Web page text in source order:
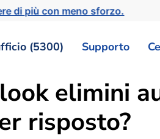
di più con meno sforzo.
(5300) Supporto
elimini
risposto?